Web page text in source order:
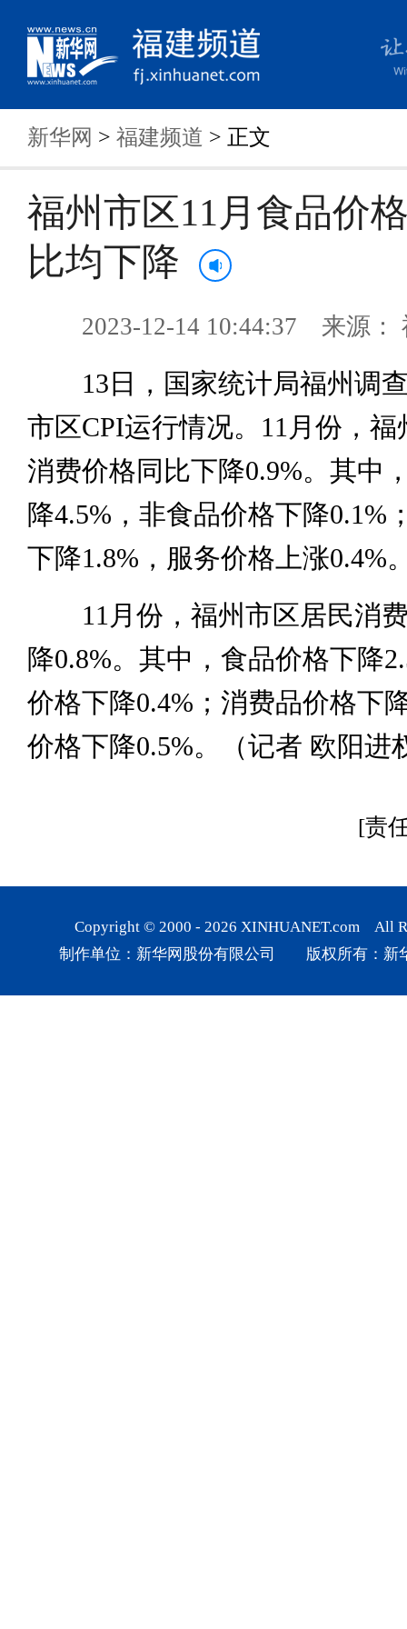
新华网 > 福建频道 > 正文
福州市区11月食品价
比均下降
2023-12-14 10:44:37 来源：
13日，国家统计局福州调查
市区CPI运行情况。11月份，
消费价格同比下降0.9%。其中
降4.5%，非食品价格下降0.1%
下降1.8%，服务价格上涨0.4%
11月份，福州市区居民消费
降0.8%。其中，食品价格下降
价格下降0.4%；消费品价格下
价格下降0.5%。（记者 欧阳进
[责
Copyright © 2000 - 2026 XINHUANET.com All
制作单位：新华网股份有限公司 版权所有：新